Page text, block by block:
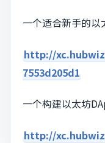
一个适合新手的以
http://
7553d205d1
一个构建以太坊
http://